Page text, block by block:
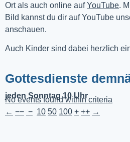
Ort als auch online auf YouTube.
Bild kannst du dir auf YouTube
anschauen.
Auch Kinder sind dabei herzlich
Gottesdienste
jeden Sonntag 10 Uhr
No events found within criteria
← −− − 10 50 100 + ++ →